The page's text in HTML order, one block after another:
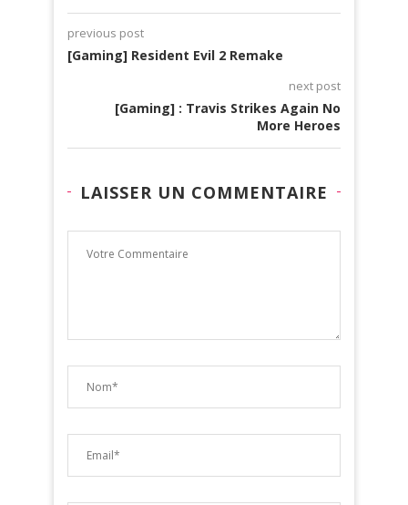
previous post
[Gaming] Resident Evil 2 Remake
next post
[Gaming] : Travis Strikes Again No
More Heroes
LAISSER UN COMMENTAIRE